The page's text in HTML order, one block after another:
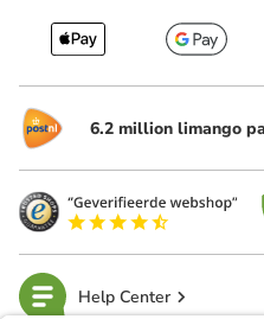
6.2 million limango
Help Center